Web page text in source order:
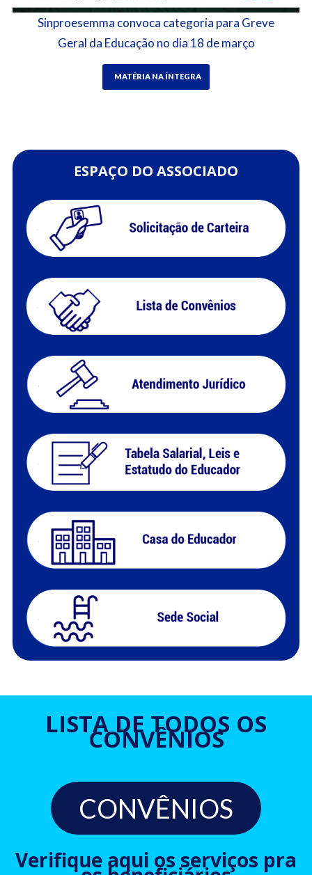
Sinproesemma convoca categoria para Greve
Geral da Educação no dia 18 de março
MATÉRIA NA ÍNTEGRA
ESPAÇO DO ASSOCIADO
LISTA DE TODOS OS
CONVÊNIOS
CONVÊNIOS
Verifique aqui os serviços pra